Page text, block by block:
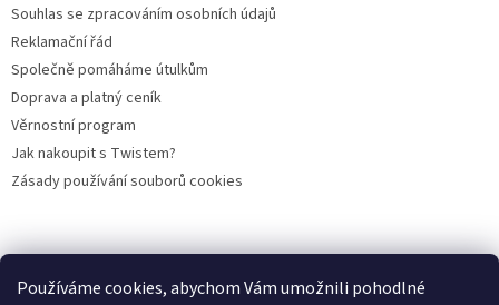
Používáme cookies, abychom Vám umožnili pohodlné
Souhlas se zpracováním osobních údajů
Reklamační řád
Společně pomáháme útulkům
Doprava a platný ceník
Věrnostní program
Jak nakoupit s Twistem?
Zásady používání souborů cookies